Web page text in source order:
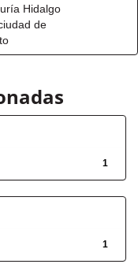
Hidalgo
de
1
1